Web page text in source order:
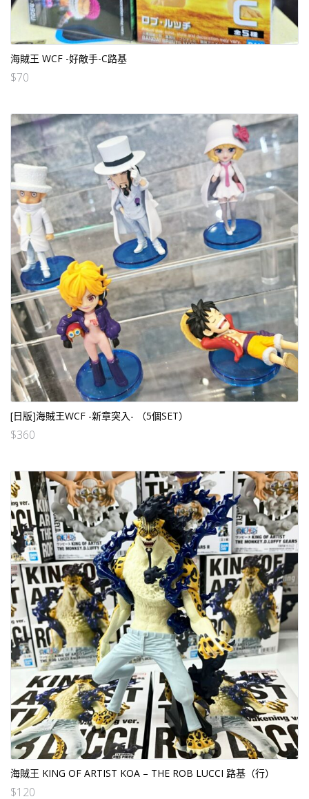
海賊王 WCF -好敵手-C路基
$70
[日版]海賊王WCF -新章突入- （5個SET）
$360
海賊王 KING OF ARTIST KOA – THE ROB LUCCI 路基（行）
$120